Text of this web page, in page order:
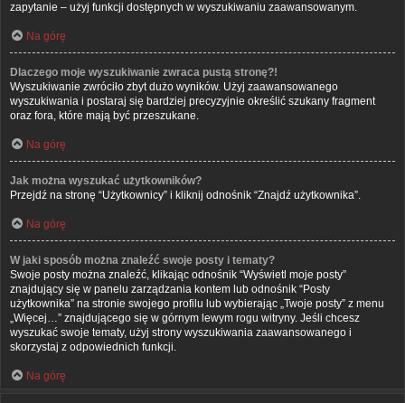
zapytanie – użyj funkcji dostępnych w wyszukiwaniu zaawansowanym.
Na górę
Dlaczego moje wyszukiwanie zwraca pustą stronę?!
Wyszukiwanie zwróciło zbyt dużo wyników. Użyj zaawansowanego
wyszukiwania i postaraj się bardziej precyzyjnie określić szukany fragment
oraz fora, które mają być przeszukane.
Na górę
Jak można wyszukać użytkowników?
Przejdź na stronę “Użytkownicy” i kliknij odnośnik “Znajdź użytkownika”.
Na górę
W jaki sposób można znaleźć swoje posty i tematy?
Swoje posty można znaleźć, klikając odnośnik “Wyświetl moje posty”
znajdujący się w panelu zarządzania kontem lub odnośnik “Posty
użytkownika” na stronie swojego profilu lub wybierając „Twoje posty” z menu
„Więcej…” znajdującego się w górnym lewym rogu witryny. Jeśli chcesz
wyszukać swoje tematy, użyj strony wyszukiwania zaawansowanego i
skorzystaj z odpowiednich funkcji.
Na górę